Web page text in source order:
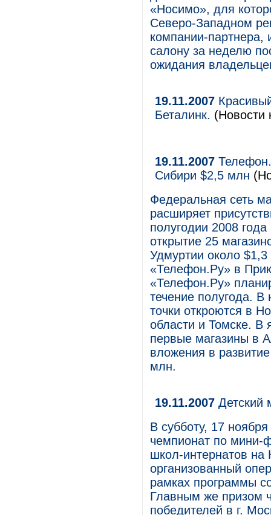
«Носимо», для
Северо-Западном
компании-партнера,
салону за неделю
ожидания
19.11.2007
Беталинк. (Новости
19.11.2007
Сибири $2,5 млн
Федеральная сеть
расширяет
полугодии 2008
открытие 25
Удмуртии около
«Телефон.Ру» в
«Телефон.Ру»
течение полугода. В
точки откроются в
области и Томске. В
первые магазины в
вложения в
млн.
19.11.2007 Детский
В субботу, 17
чемпионат по мини-
школ-интернатов на
организованный
рамках программы
Главным же призом
победителей в г.